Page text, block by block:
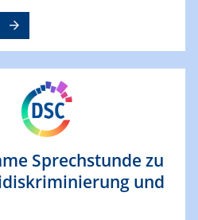
Sprechstunde zu
und